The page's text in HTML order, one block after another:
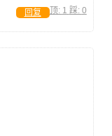
顶: 1 踩: 0
回复